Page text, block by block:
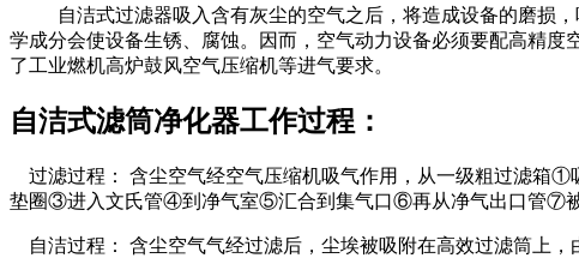
自洁式过滤器吸入含有灰尘的空气之后，将造成设备的磨损，
学成分会使设备生锈、腐蚀。因而，空气动力设备必须要配高精
了工业燃机高炉鼓风空气压缩机等进气要求。
自洁式滤筒净化器工作过程：
过滤过程： 含尘空气经空气压缩机吸气作用，从一级粗过滤箱①
垫圈③进入文氏管④到净气室⑤汇合到集气口⑥再从净气出口管⑦被
自洁过程： 含尘空气气经过滤后，尘埃被吸附在高效过滤筒上，